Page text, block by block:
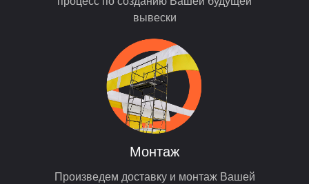
вывески
Произведем доставку и монтаж Вашей
Монтаж